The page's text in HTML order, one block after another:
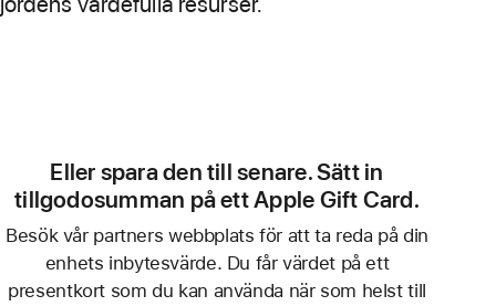
Eller spara den till senare. Sätt in
tillgodosumman på ett Apple Gift Card.
Besök vår partners webbplats för att ta reda på din
enhets inbytesvärde. Du får värdet på ett
presentkort som du kan använda när som helst till